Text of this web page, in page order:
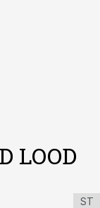
LOOD
ST